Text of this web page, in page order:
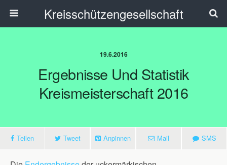
Kreisschützengesellschaft
19.6.2016
Ergebnisse Und Statistik
Kreismeisterschaft 2016
Teilen Tweet Anpinnen Mail SMS